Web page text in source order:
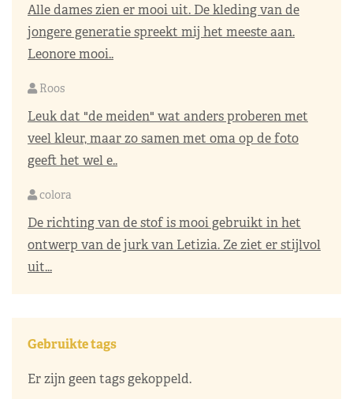
Alle dames zien er mooi uit. De kleding van de
jongere generatie spreekt mij het meeste aan.
Leonore mooi..
Roos
Leuk dat "de meiden" wat anders proberen met
veel kleur, maar zo samen met oma op de foto
geeft het wel e..
colora
De richting van de stof is mooi gebruikt in het
ontwerp van de jurk van Letizia. Ze ziet er stijlvol
uit...
Gebruikte tags
Er zijn geen tags gekoppeld.